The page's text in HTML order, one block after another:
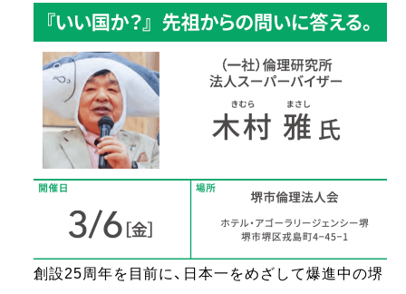
創設25周年を目前に、日本一をめざして爆進中の堺